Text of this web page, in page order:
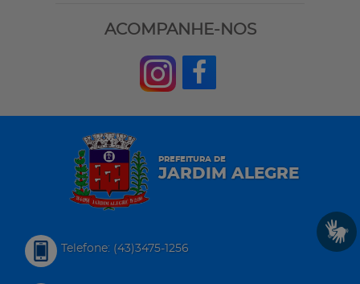
ACOMPANHE-NOS
PREFEITURA DE
JARDIM ALEGRE
Telefone: (43)3475-1256